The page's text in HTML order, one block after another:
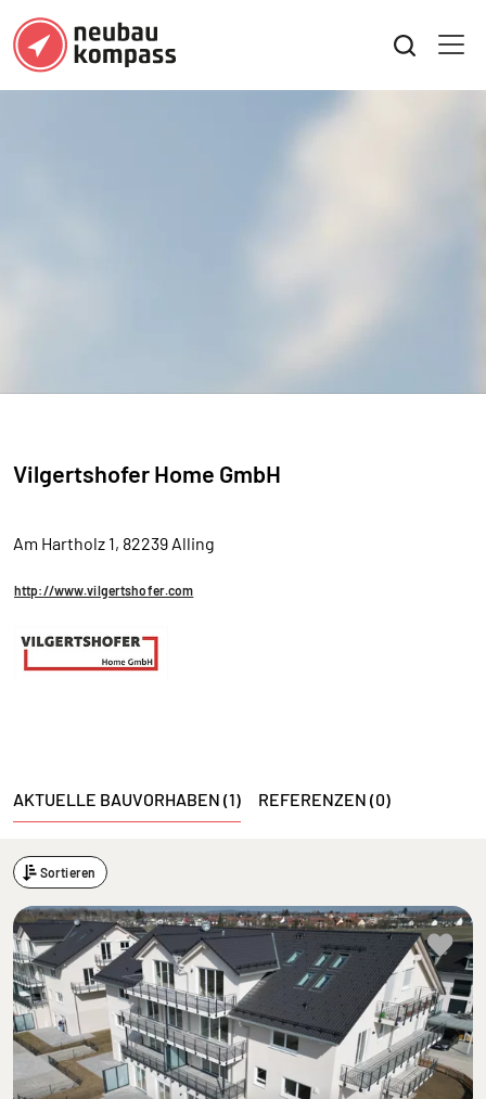
Vilgertshofer Home GmbH
Am Hartholz 1, 82239 Alling
http://www.vilgertshofer.com
AKTUELLE BAUVORHABEN (1) REFERENZEN (0)
Sortieren